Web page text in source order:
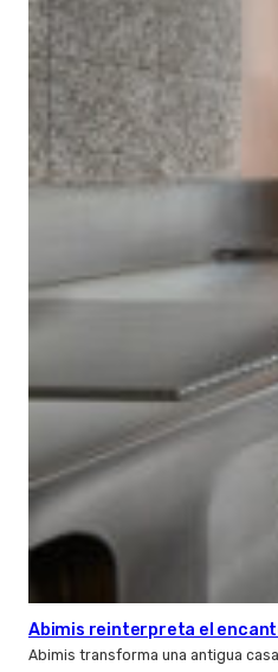
Abimis reinterpreta el
Abimis transforma una antigua